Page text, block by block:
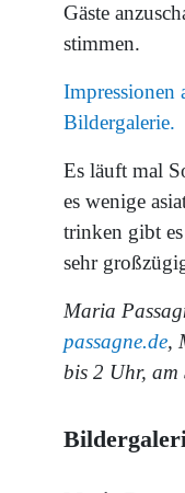
Gäste
stimmen.
Impressionen
Bildergalerie.
Es läuft mal
es wenige
trinken gibt
sehr
Maria
passagne.de,
bis 2 Uhr, am